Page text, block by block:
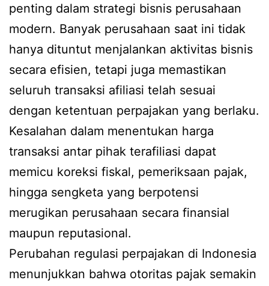
penting dalam strategi bisnis perusahaan
modern. Banyak perusahaan saat ini tidak
hanya dituntut menjalankan aktivitas bisnis
secara efisien, tetapi juga memastikan
seluruh transaksi afiliasi telah sesuai
dengan ketentuan perpajakan yang berlaku.
Kesalahan dalam menentukan harga
transaksi antar pihak terafiliasi dapat
memicu koreksi fiskal, pemeriksaan pajak,
hingga sengketa yang berpotensi
merugikan perusahaan secara finansial
maupun reputasional.
Perubahan regulasi perpajakan di Indonesia
menunjukkan bahwa otoritas pajak semakin